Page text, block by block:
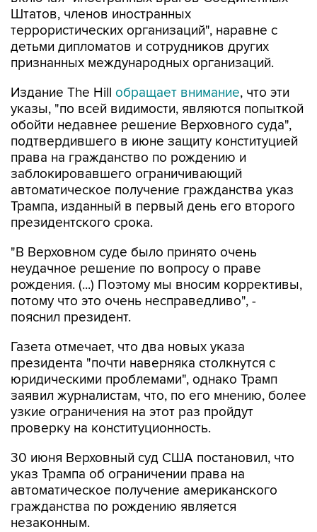
Штатов, членов иностранных
террористических организаций", наравне с
детьми дипломатов и сотрудников других
признанных международных организаций.
Издание The Hill обращает внимание, что эти
указы, "по всей видимости, являются попыткой
обойти недавнее решение Верховного суда",
подтвердившего в июне защиту конституцией
права на гражданство по рождению и
заблокировавшего ограничивающий
автоматическое получение гражданства указ
Трампа, изданный в первый день его второго
президентского срока.
"В Верховном суде было принято очень
неудачное решение по вопросу о праве
рождения. (...) Поэтому мы вносим коррективы,
потому что это очень несправедливо", -
пояснил президент.
Газета отмечает, что два новых указа
президента "почти наверняка столкнутся с
юридическими проблемами", однако Трамп
заявил журналистам, что, по его мнению, более
узкие ограничения на этот раз пройдут
проверку на конституционность.
30 июня Верховный суд США постановил, что
указ Трампа об ограничении права на
автоматическое получение американского
гражданства по рождению является
незаконным.